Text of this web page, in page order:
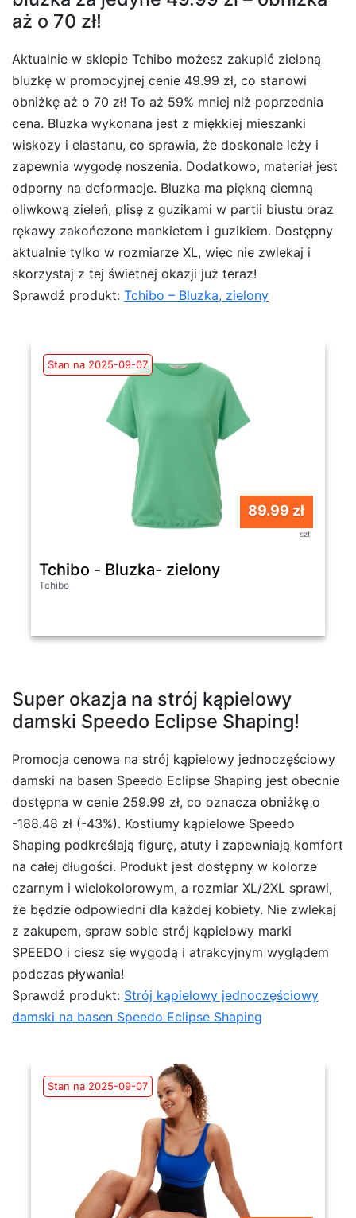
aż o 70 zł!
Aktualnie w sklepie Tchibo możesz zakupić zieloną
bluzkę w promocyjnej cenie 49.99 zł, co stanowi
obniżkę aż o 70 zł! To aż 59% mniej niż poprzednia
cena. Bluzka wykonana jest z miękkiej mieszanki
wiskozy i elastanu, co sprawia, że doskonale leży i
zapewnia wygodę noszenia. Dodatkowo, materiał jest
odporny na deformacje. Bluzka ma piękną ciemną
oliwkową zieleń, plisę z guzikami w partii biustu oraz
rękawy zakończone mankietem i guzikiem. Dostępny
aktualnie tylko w rozmiarze XL, więc nie zwlekaj i
skorzystaj z tej świetnej okazji już teraz!
Sprawdź produkt: Tchibo – Bluzka, zielony
Stan na 2025-09-07
89.99 zł
szt
Tchibo - Bluzka- zielony
Tchibo
Super okazja na strój kąpielowy
damski Speedo Eclipse Shaping!
Promocja cenowa na strój kąpielowy jednoczęściowy
damski na basen Speedo Eclipse Shaping jest obecnie
dostępna w cenie 259.99 zł, co oznacza obniżkę o
-188.48 zł (-43%). Kostiumy kąpielowe Speedo
Shaping podkreślają figurę, atuty i zapewniają komfort
na całej długości. Produkt jest dostępny w kolorze
czarnym i wielokolorowym, a rozmiar XL/2XL sprawi,
że będzie odpowiedni dla każdej kobiety. Nie zwlekaj
z zakupem, spraw sobie strój kąpielowy marki
SPEEDO i ciesz się wygodą i atrakcyjnym wyglądem
podczas pływania!
Sprawdź produkt: Strój kąpielowy jednoczęściowy
damski na basen Speedo Eclipse Shaping
Stan na 2025-09-07